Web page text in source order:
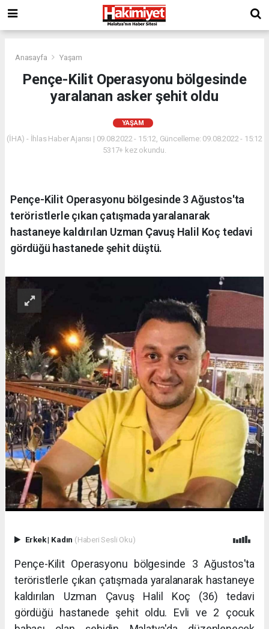
Anasayfa Yaşam
Pençe-Kilit Operasyonu bölgesinde
yaralanan asker şehit oldu
YAŞAM
(İHA) - İhlas Haber Ajansı | 09.08.2022 - 15:12, Güncelleme: 09.08.2022 - 15:12
5317+ kez okundu.
Pençe-Kilit Operasyonu bölgesinde 3 Ağustos'ta
teröristlerle çıkan çatışmada yaralanarak
hastaneye kaldırılan Uzman Çavuş Halil Koç tedavi
gördüğü hastanede şehit düştü.
Erkek| Kadın (Haberi Sesli Oku)
Pençe-Kilit Operasyonu bölgesinde 3 Ağustos'ta
teröristlerle çıkan çatışmada yaralanarak hastaneye
kaldırılan Uzman Çavuş Halil Koç (36) tedavi
gördüğü hastanede şehit oldu. Evli ve 2 çocuk